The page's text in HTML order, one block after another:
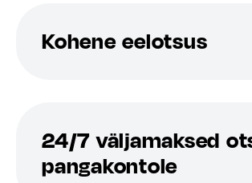
Kohene eelotsus
24/7 väljamaksed
pangakontole